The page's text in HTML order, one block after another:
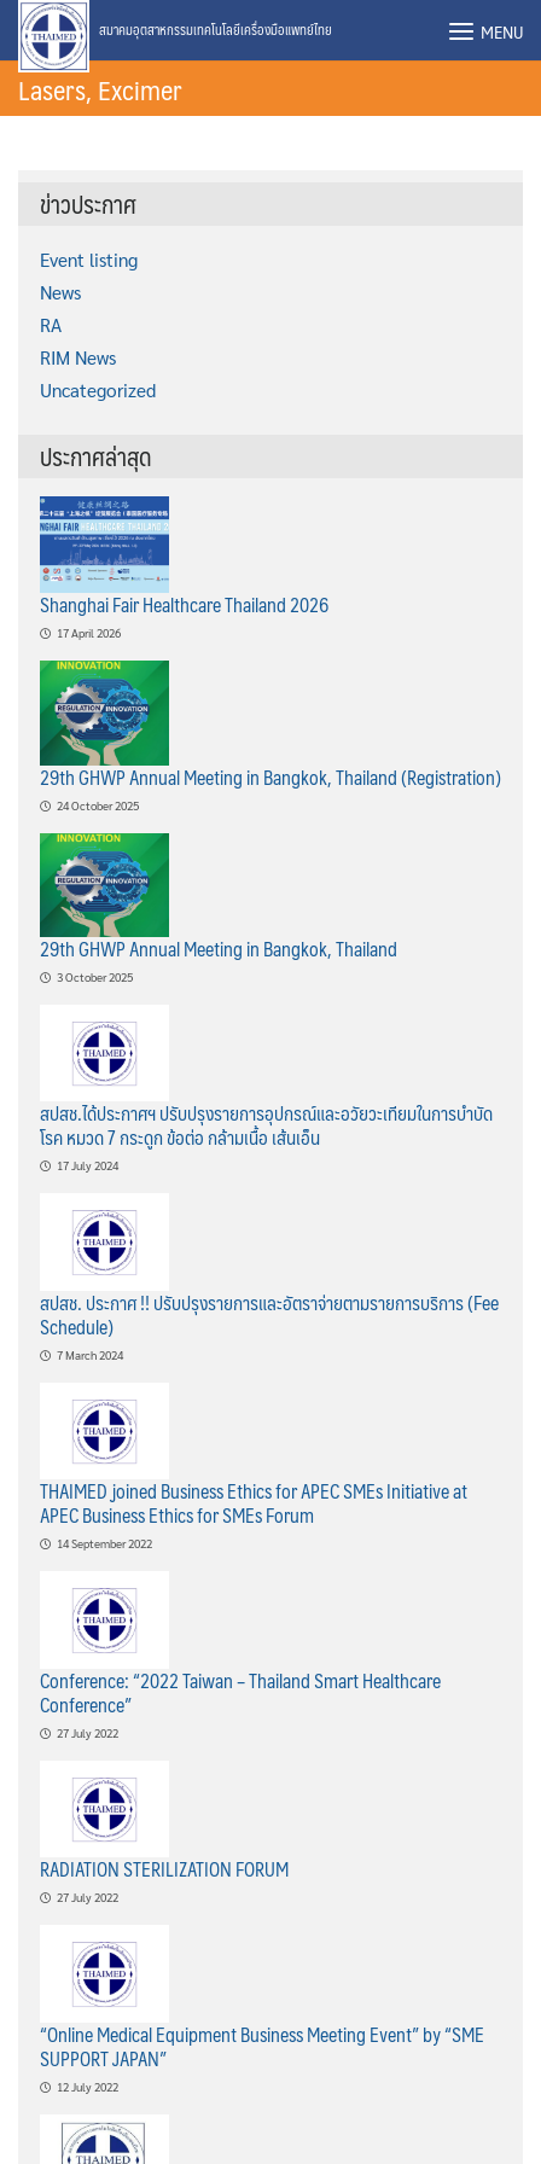
Skip
content
สมาคมอุตสาหกรรมเทคโนโลยีเครื่องมือแพทย์ไทย MENU
Lasers, Excimer
ข่าวประกาศ
Event listing
News
RA
RIM News
Uncategorized
ประกาศล่าสุด
Shanghai Fair Healthcare Thailand 2026
17 April 2026
29th GHWP Annual Meeting in Bangkok, Thailand (Registration)
24 October 2025
29th GHWP Annual Meeting in Bangkok, Thailand
3 October 2025
สปสช.ได้ประกาศฯ ปรับปรุงรายการอุปกรณ์และอวัยวะเทียมในการบำบัด
โรค หมวด 7 กระดูก ข้อต่อ กล้ามเนื้อ เส้นเอ็น
17 July 2024
สปสช. ประกาศ !! ปรับปรุงรายการและอัตราจ่ายตามรายการบริการ (Fee
Schedule)
7 March 2024
THAIMED joined Business Ethics for APEC SMEs Initiative at
APEC Business Ethics for SMEs Forum
14 September 2022
Conference: “2022 Taiwan – Thailand Smart Healthcare
Conference”
27 July 2022
RADIATION STERILIZATION FORUM
27 July 2022
“Online Medical Equipment Business Meeting Event” by “SME
SUPPORT JAPAN”
12 July 2022